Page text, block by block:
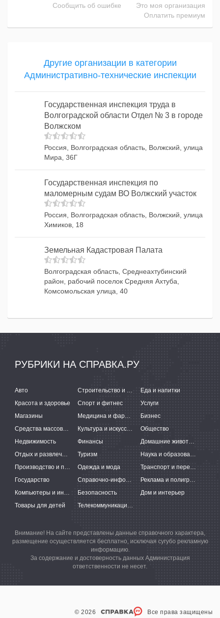
Сообщить об ошибке
Это моя организация
Оплатить премиум
Другие организации в категории
Административно-технические инспекции
Государственная инспекция труда в
Волгоградской области Отдел № 3 в городе
Волжском
Россия, Волгоградская область, Волжский, улица
Мира, 36Г
Государственная инспекция по
маломерным судам ВО Волжский участок
Россия, Волгоградская область, Волжский, улица
Химиков, 18
Земельная Кадастровая Палата
Волгоградская область, Среднеахтубинский
район, рабочий поселок Средняя Ахтуба,
Комсомольская улица, 40
РУБРИКИ НА СПРАВКА.РУ
Авто Строительство и ремонт
Еда и напитки
Красота и здоровье
Спорт и фитнес
Услуги
Магазины
Медицина и фармацевтика
Бизнес
Средства массовой информации
Культура и искусство
Общество
Недвижимость
Финансы
Домашние животные
Отдых и развлечения
Туризм
Наука и образование
Производство и поставки
Одежда и мода
Транспорт и перевозки
Государство
Справочно-информационные системы
Реклама и полиграфия
Компьютеры и интернет
Безопасность
Дом и интерьер
Товары для детей
Телекоммуникации и связь
Внимание! На сайте представлены данные справочного характера,
размещение осуществляется бесплатно, исключая сугубо рекламную
информацию.
За содержание и достоверность данных Администрация
ответственности не несет.
© 2026 Все права защищены